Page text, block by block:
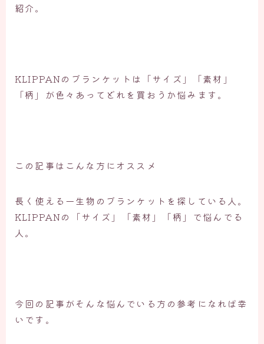
紹介。
KLIPPANのブランケットは「サイズ」「素材」
「柄」が色々あってどれを買おうか悩みます。
この記事はこんな方にオススメ
長く使える一生物のブランケットを探している人。
KLIPPANの「サイズ」「素材」「柄」で悩んでる
人。
今回の記事がそんな悩んでいる方の参考になれば幸
いです。